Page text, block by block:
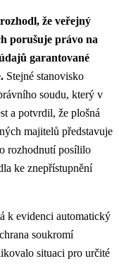
že veřejný
porušuje právo na
garantované
Stejné stanovisko
soudu, který v
a potvrdil, že plošná
majitelů představuje
rozhodnutí posílilo
ke znepřístupnění
k evidenci automatický
soukromí
situaci pro určité